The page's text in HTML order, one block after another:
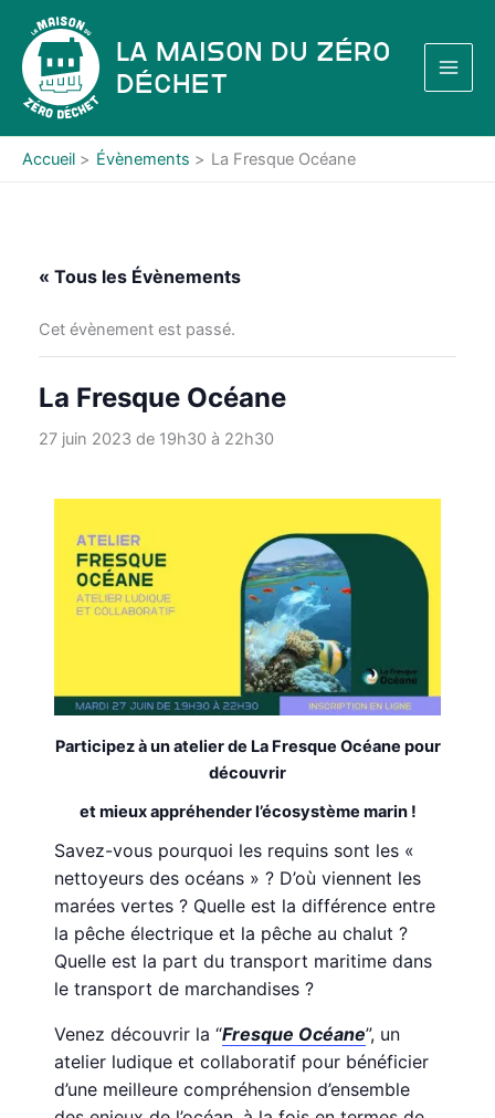
contenu
La Maison du Zéro
Déchet
Accueil Évènements La Fresque Océane
« Tous les Évènements
Cet évènement est passé.
La Fresque Océane
27 juin 2023 de 19h30à 22h30
Participez à un atelier de La Fresque Océane pour
découvrir
et mieux appréhender l’écosystème marin !
Savez-vous pourquoi les requins sont les «
nettoyeurs des océans » ? D’où viennent les
marées vertes ? Quelle est la différence entre
la pêche électrique et la pêche au chalut ?
Quelle est la part du transport maritime dans
le transport de marchandises ?
Venez découvrir la “Fresque Océane”, un
atelier ludique et collaboratif pour bénéficier
d’une meilleure compréhension d’ensemble